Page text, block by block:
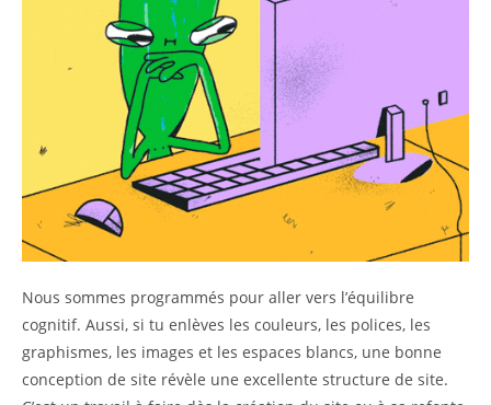
Nous sommes programmés pour aller vers l’équilibre
cognitif. Aussi, si tu enlèves les couleurs, les polices, les
graphismes, les images et les espaces blancs, une bonne
conception de site révèle une excellente structure de site.